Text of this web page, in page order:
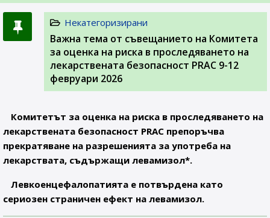
Некатегоризирани
Важна тема от съвещанието на Комитета
за оценка на риска в проследяването на
лекарствената безопасност PRAC 9-12
февруари 2026
Комитетът за оценка на риска в проследяването на
лекарствената безопасност PRAC препоръчва
прекратяване на разрешенията за употреба на
лекарствата, съдържащи левамизол*.
Левкоенцефалопатията е потвърдена като
сериозен страничен ефект на левамизол.